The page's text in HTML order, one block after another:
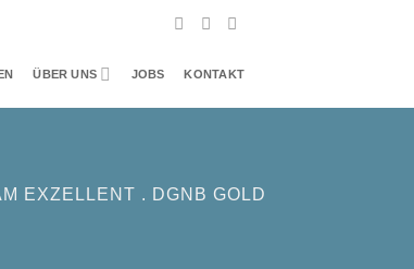
ÜBER UNS JOBS KONTAKT
EXZELLENT . DGNB GOLD